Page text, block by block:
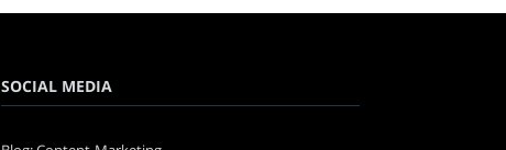
SOCIAL MEDIA